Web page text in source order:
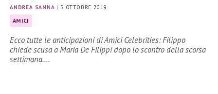
ANDREA SANNA |5 OTTOBRE 2019
AMICI
Ecco tutte le anticipazioni di Amici Celebrities: Filippo
chiede scusa a Maria De Filippi dopo lo scontro della scorsa
settimana.…